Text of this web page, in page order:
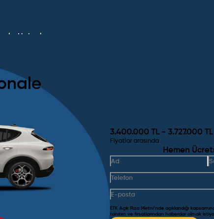
Haberler
3.400.000 TL - 3.727.000 TL
Fiyatlar arasında
Hemen
ETK Açık Rıza Metni’nde açıklandığı
tanıtım ve fırsatlarından haberdar olmak